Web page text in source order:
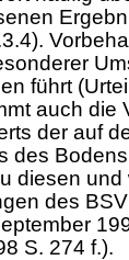
führt
auch die
der auf
des
diesen
des
S. 274 f.).